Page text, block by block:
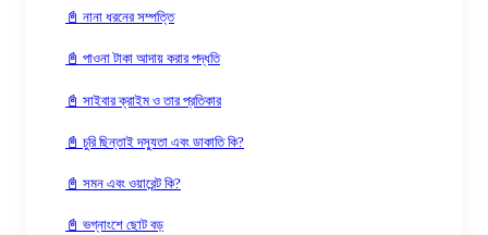
📓 নানা ধরনের সম্পত্তি
📓 পাওনা টাকা আদায় করার পদ্ধতি
📓 সাইবার ক্রাইম ও তার প্রতিকার
📓 চুরি ছিন্তাই দস্যুতা এবং ডাকাতি কি?
📓 সমন এবং ওয়ারেন্ট কি?
📓 ভগ্নাংশে ছোট বড়